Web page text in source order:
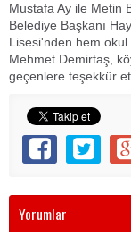
Mustafa Ay ile Metin
Belediye Başkanı
Lisesi'nden hem
Mehmet Demirtaş,
geçenlere teşekkür
Yorumlar